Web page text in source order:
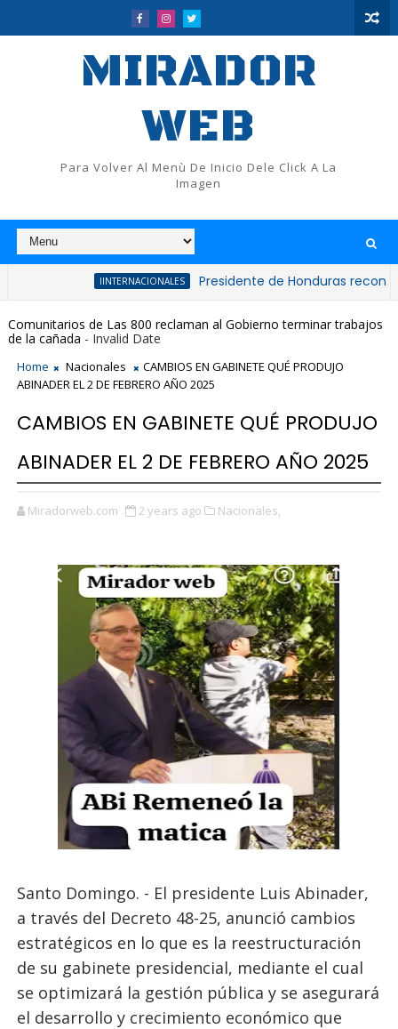
MIRADOR
WEB
Para Volver Al Menù De Inicio Dele Click A La
Imagen
IINTERNACIONALES Presidente de Honduras reconoce y
Comunitarios de Las 800 reclaman al Gobierno terminar trabajos
de la cañada - Invalid Date
Home Nacionales
CAMBIOS EN GABINETE QUÉ PRODUJO
ABINADER EL 2 DE FEBRERO AÑO 2025
CAMBIOS EN GABINETE QUÉ PRODUJO
ABINADER EL 2 DE FEBRERO AÑO 2025
Miradorweb.com 2 years ago Nacionales,
Santo Domingo. - El presidente Luis Abinader,
a través del Decreto 48-25, anunció cambios
estratégicos en lo que es la reestructuración
de su gabinete presidencial, mediante el cual
se optimizará la gestión pública y se asegurará
el desarrollo y crecimiento económico que